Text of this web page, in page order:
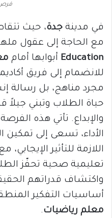
في مدينة جدة، حيث
مع الحاجة إلى عقول
Education أبوابها أمام
للانضمام إلى فريق
مجرد مناهج، بل رسالة
حياة الطلاب وتبني جيلاً
والإبداع. تأتي هذه
الأداء، تسعى إلى
اللازمة للتأثير الإيجابي،
تعليمية صحية تحفّز
واكتشاف قدراتهم
أساسيات التفكير
معلم رياضيات.